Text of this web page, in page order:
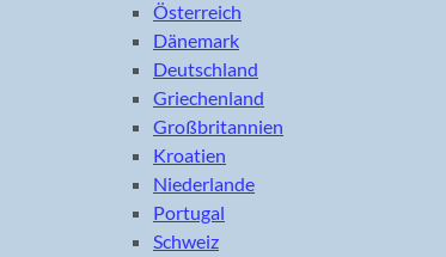
Österreich
Dänemark
Deutschland
Griechenland
Großbritannien
Kroatien
Niederlande
Portugal
Schweiz